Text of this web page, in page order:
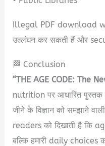
Illegal PDF download
उल्लंघन कर सकती हैं और
🏁 Conclusion
“THE AGE CODE: The
nutrition पर आधारित पुस्तक
जीने के विज्ञान को समझाने
readers को दिखाती है कि
बल्कि हमारी daily choices